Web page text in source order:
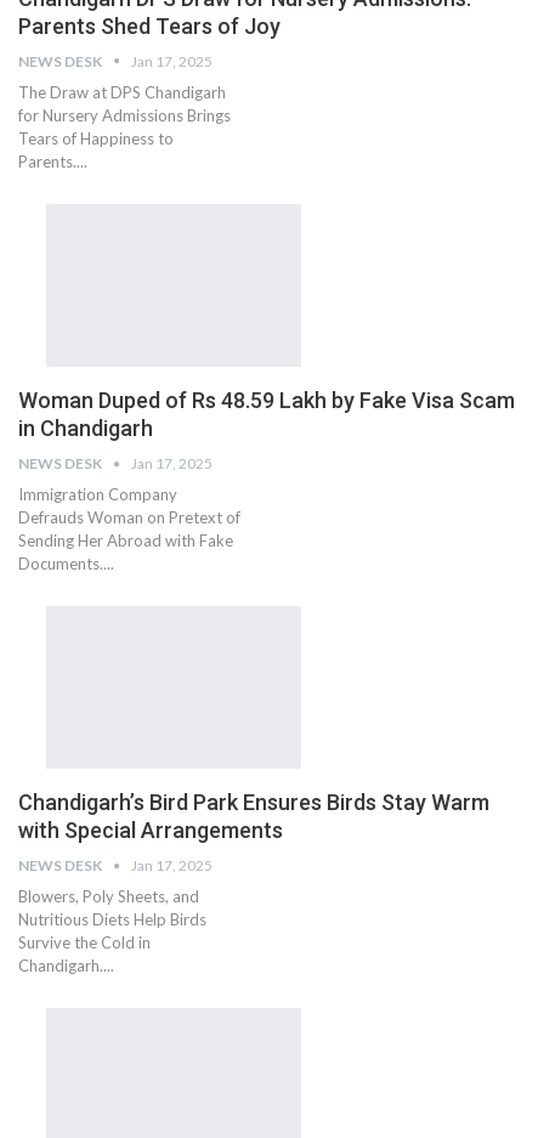
Parents Shed Tears of Joy
NEWS DESK Jan 17, 2025
The Draw at DPS Chandigarh
for Nursery Admissions Brings
Tears of Happiness to
Parents....
Woman Duped of Rs 48.59 Lakh by Fake Visa Scam
in Chandigarh
NEWS DESK Jan 17, 2025
Immigration Company
Defrauds Woman on Pretext of
Sending Her Abroad with Fake
Documents....
Chandigarh’s Bird Park Ensures Birds Stay Warm
with Special Arrangements
NEWS DESK Jan 17, 2025
Blowers, Poly Sheets, and
Nutritious Diets Help Birds
Survive the Cold in
Chandigarh....